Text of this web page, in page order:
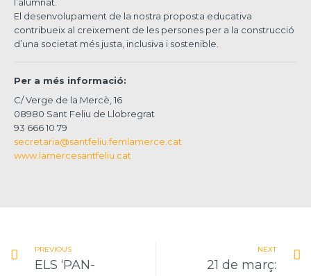
l’alumnat.
El desenvolupament de la nostra proposta educativa
contribueix al creixement de les persones per a la construcció
d’una societat més justa, inclusiva i sostenible.
Per a més informació:
C/ Verge de la Mercè, 16
08980 Sant Feliu de Llobregrat
93 666 10 79
secretaria@santfeliu.femlamerce.cat
www.lamercesantfeliu.cat
PREVIOUS
ELS ‘PAN-
NEXT
21 de març: